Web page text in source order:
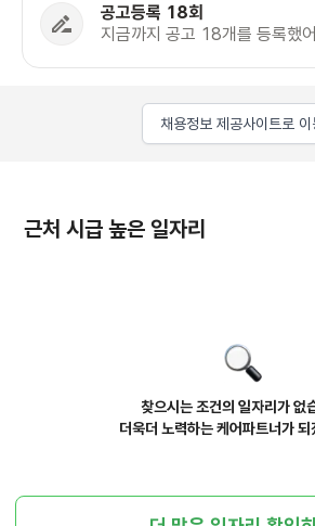
공고등록 18회
지금까지 공고 18개를 등록했
채용정보 제공사이트로 이
근처 시급 높은 일자리
찾으시는 조건의 일자리가 없
더욱더 노력하는 케어파트너가 되